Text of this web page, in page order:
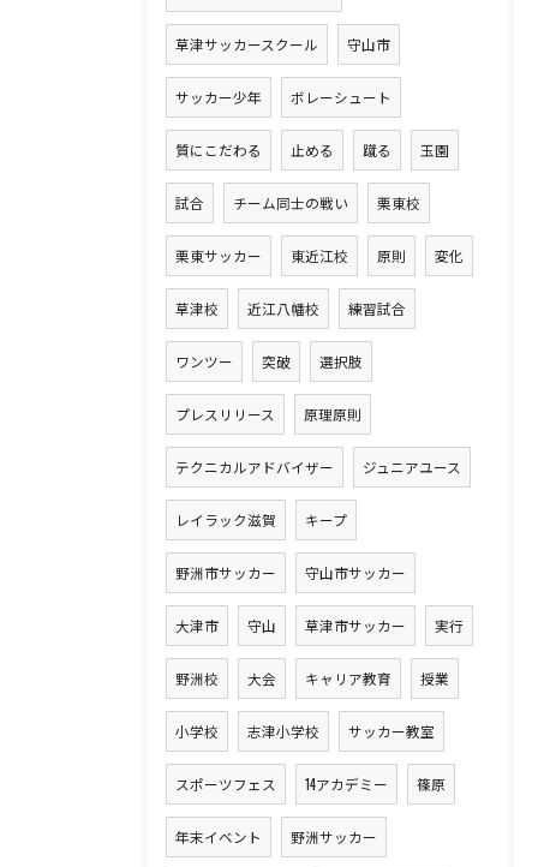
草津サッカースクール 守山市
サッカー少年 ボレーシュート
質にこだわる 止める 蹴る 玉園
試合 チーム同士の戦い 栗東校
栗東サッカー 東近江校 原則 変化
草津校 近江八幡校 練習試合
ワンツー 突破 選択肢
プレスリリース 原理原則
テクニカルアドバイザー ジュニアユース
レイラック滋賀 キープ
野洲市サッカー 守山市サッカー
大津市 守山 草津市サッカー 実行
野洲校 大会 キャリア教育 授業
小学校 志津小学校 サッカー教室
スポーツフェス 14アカデミー 篠原
年末イベント 野洲サッカー